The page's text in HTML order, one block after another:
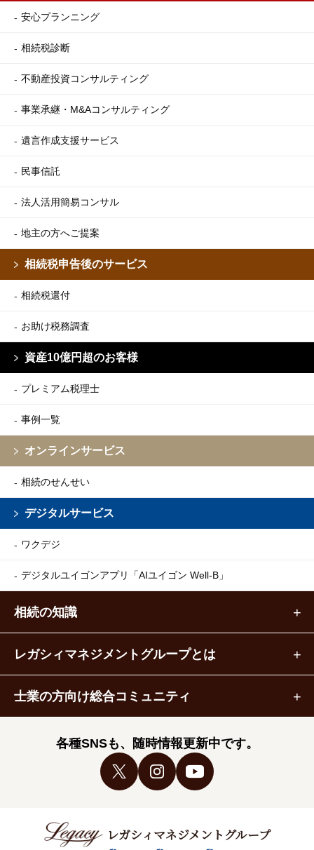
安心プランニング
相続税診断
不動産投資コンサルティング
事業承継・M&Aコンサルティング
遺言作成支援サービス
民事信託
法人活用簡易コンサル
地主の方へご提案
相続税申告後のサービス
相続税還付
お助け税務調査
資産10億円超のお客様
プレミアム税理士
事例一覧
オンラインサービス
相続のせんせい
デジタルサービス
ワクデジ
デジタルユイゴンアプリ 「AIユイゴン Well-B」
相続の知識
レガシィマネジメントグループとは
士業の方向け総合コミュニティ
各種SNSも、随時情報更新中です。
レガシィマネジメントグループ